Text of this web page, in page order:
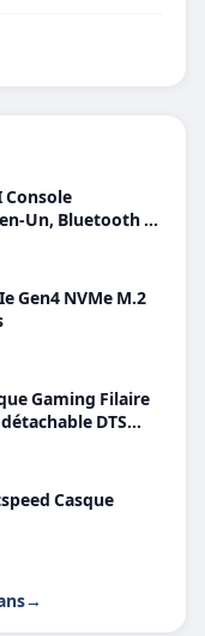
Console
Un, Bluetooth et
Gen4 NVMe M.2
Gaming Filaire
DTS
Casque
→